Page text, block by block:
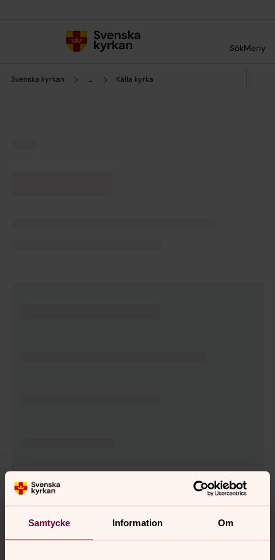
Samtycke Information Om
SökMeny
Svenska kyrkan ... Källa kyrka
Tillbaka till toppen
Tillbaka till innehållet